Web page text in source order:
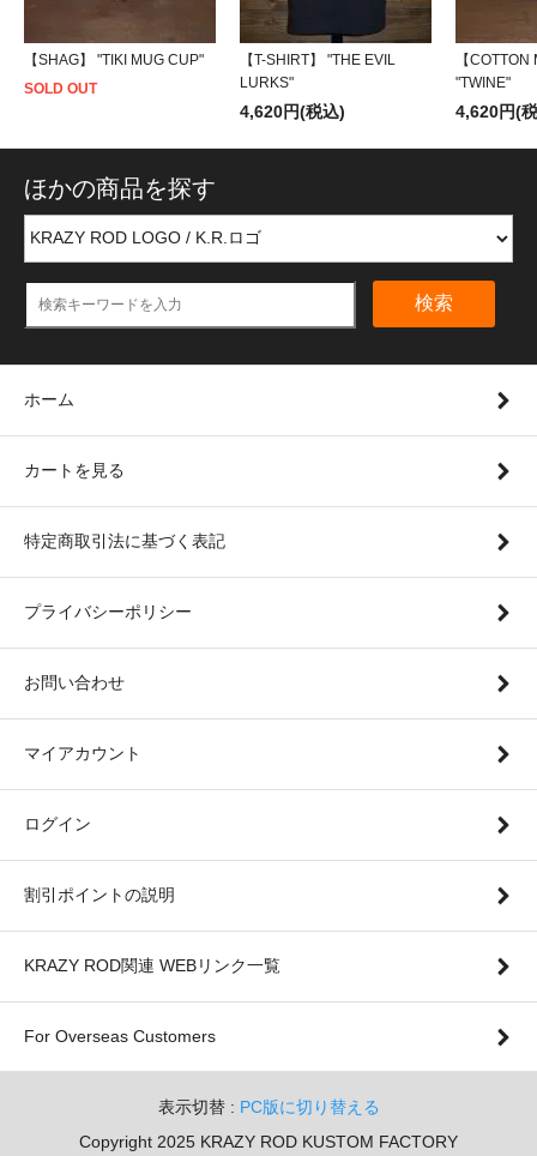
【SHAG】 "TIKI MUG CUP"
SOLD OUT
【T-SHIRT】 "THE EVIL
LURKS"
4,620円(税込)
【
"TWINE"
4,620円(
ほかの商品を探す
検索
ホーム
カートを見る
特定商取引法に基づく表記
プライバシーポリシー
お問い合わせ
マイアカウント
ログイン
割引ポイントの説明
KRAZY ROD関連 WEBリンク一覧
For Overseas Customers
表示切替 : PC版に切り替える
Copyright 2025 KRAZY ROD KUSTOM FACTORY